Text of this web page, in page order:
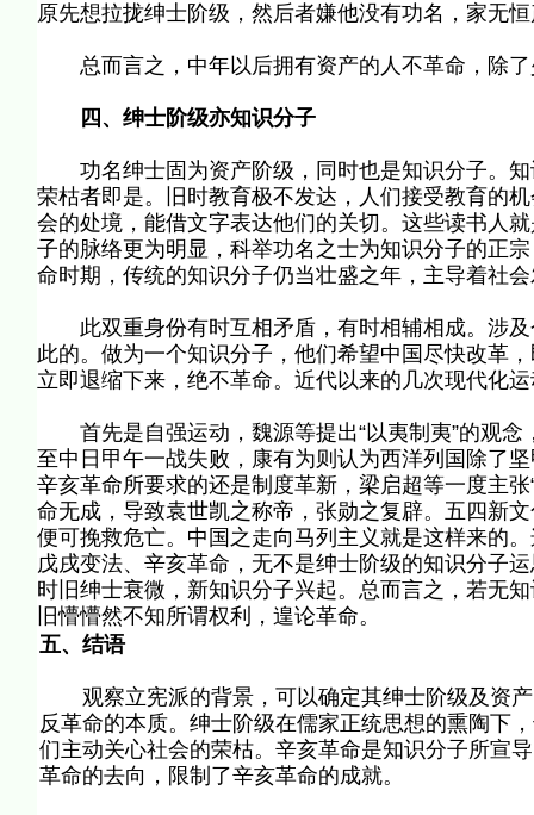
原先想拉拢绅士阶级，然后者嫌他没有功名，家无
总而言之，中年以后拥有资产的人不革命，除了
四、绅士阶级亦知识分子
功名绅士固为资产阶级，同时也是知识分子。知
荣枯者即是。旧时教育极不发达，人们接受教育的
会的处境，能借文字表达他们的关切。这些读书人
子的脉络更为明显，科举功名之士为知识分子的正
命时期，传统的知识分子仍当壮盛之年，主导着社
此双重身份有时互相矛盾，有时相辅相成。涉及
此的。做为一个知识分子，他们希望中国尽快改革
立即退缩下来，绝不革命。近代以来的几次现代化
首先是自强运动，魏源等提出“以夷制夷”的观念
至中日甲午一战失败，康有为则认为西洋列国除了
辛亥革命所要求的还是制度革新，梁启超等一度主
命无成，导致袁世凯之称帝，张勋之复辟。五四新
便可挽救危亡。中国之走向马列主义就是这样来的
戊戌变法、辛亥革命，无不是绅士阶级的知识分子
时旧绅士衰微，新知识分子兴起。总而言之，若无
旧懵懵然不知所谓权利，遑论革命。
五、结语
观察立宪派的背景，可以确定其绅士阶级及资产
反革命的本质。绅士阶级在儒家正统思想的熏陶下
们主动关心社会的荣枯。辛亥革命是知识分子所宣
革命的去向，限制了辛亥革命的成就。